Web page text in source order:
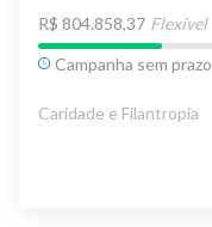
R$ 804.858,37 Flexível
Campanha sem prazo
Caridade e Filantropia